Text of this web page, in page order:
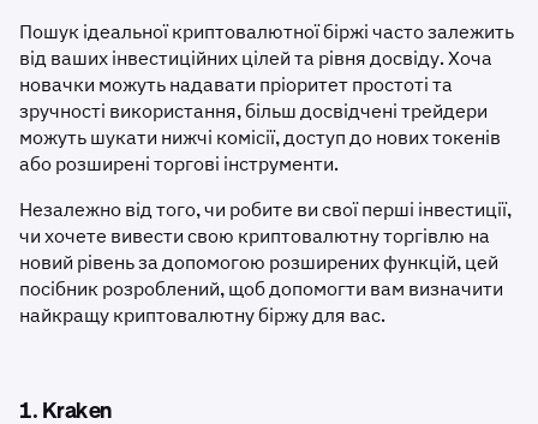
Пошук ідеальної криптовалютної біржі часто залежить
від ваших інвестиційних цілей та рівня досвіду. Хоча
новачки можуть надавати пріоритет простоті та
зручності використання, більш досвідчені трейдери
можуть шукати нижчі комісії, доступ до нових токенів
або розширені торгові інструменти.
Незалежно від того, чи робите ви свої перші інвестиції,
чи хочете вивести свою криптовалютну торгівлю на
новий рівень за допомогою розширених функцій, цей
посібник розроблений, щоб допомогти вам визначити
найкращу криптовалютну біржу для вас.
1. Kraken